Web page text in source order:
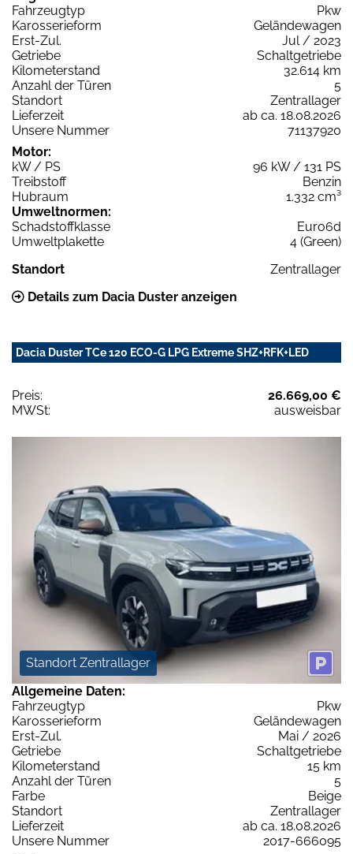
Fahrzeugtyp
Pkw
Karosserieform
Geländewagen
Erst-Zul.
Jul / 2023
Getriebe
Schaltgetriebe
Kilometerstand
32.614 km
Anzahl der Türen
5
Standort
Zentrallager
Lieferzeit
ab ca. 18.08.2026
Unsere Nummer
71137920
Motor:
kW / PS
96 kW / 131 PS
Treibstoff
Benzin
Hubraum
1.332 cm³
Umweltnormen:
Schadstoffklasse
Euro6d
Umweltplakette
4 (Green)
Standort
Zentrallager
Details zum Dacia Duster anzeigen
Dacia Duster TCe 120 ECO-G LPG Extreme SHZ+RFK+LED
Preis:
26.669,00 €
MWSt:
ausweisbar
Standort Zentrallager
Allgemeine Daten:
Fahrzeugtyp
Pkw
Karosserieform
Geländewagen
Erst-Zul.
Mai / 2026
Getriebe
Schaltgetriebe
Kilometerstand
15 km
Anzahl der Türen
5
Farbe
Beige
Standort
Zentrallager
Lieferzeit
ab ca. 18.08.2026
Unsere Nummer
2017-666095